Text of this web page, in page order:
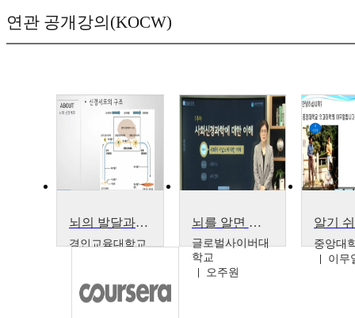
연관 공개강의(KOCW)
뇌의 발달과 학습
경인교육대학교
뇌를 알면 관계가 보인다
글로벌사이버대
학교
오주원
중앙대
이무